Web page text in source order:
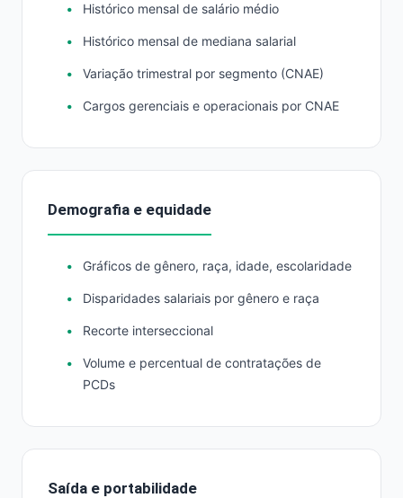
Histórico mensal de salário médio
Histórico mensal de mediana salarial
Variação trimestral por segmento (CNAE)
Cargos gerenciais e operacionais por CNAE
Demografia e equidade
Gráficos de gênero, raça, idade, escolaridade
Disparidades salariais por gênero e raça
Recorte interseccional
Volume e percentual de contratações de
PCDs
Saída e portabilidade